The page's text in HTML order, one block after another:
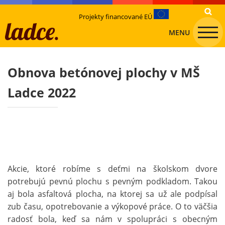
Projekty financované EÚ
MENU
Obnova betónovej plochy v MŠ
Ladce 2022
Akcie, ktoré robíme s deťmi na školskom dvore
potrebujú pevnú plochu s pevným podkladom. Takou
aj bola asfaltová plocha, na ktorej sa už ale podpísal
zub času, opotrebovanie a výkopové práce. O to väčšia
radosť bola, keď sa nám v spolupráci s obecným